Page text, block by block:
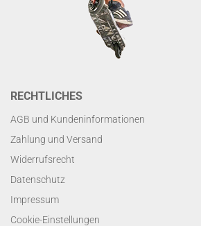
RECHTLICHES
AGB und Kundeninformationen
Zahlung und Versand
Widerrufsrecht
Datenschutz
Impressum
Cookie-Einstellungen